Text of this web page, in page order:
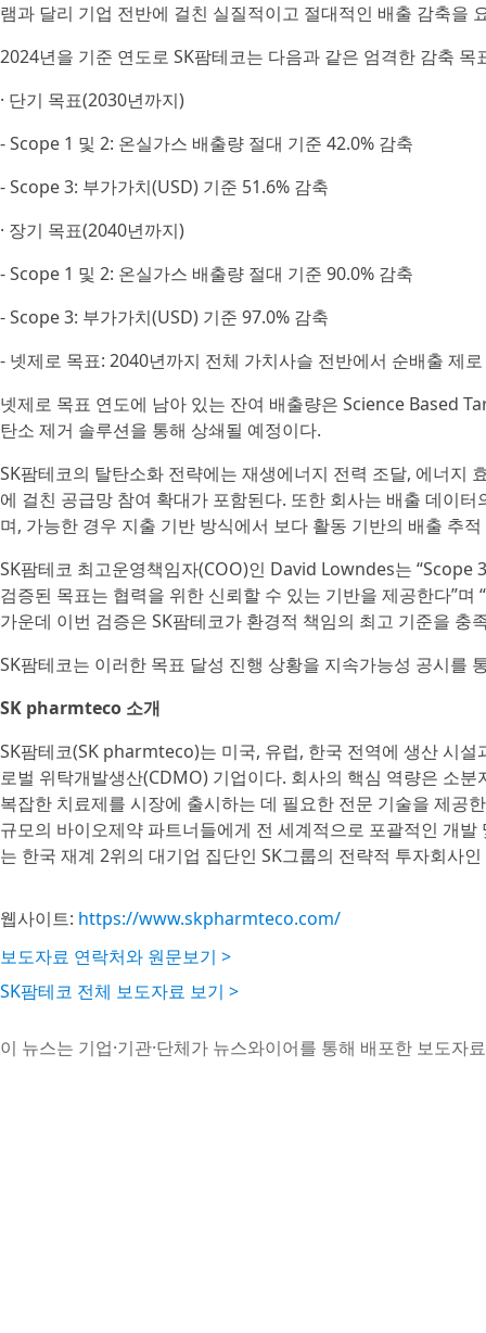
램과 달리 기업 전반에 걸친 실질적이고 절대적인 배출 감축을
2024년을 기준 연도로 SK팜테코는 다음과 같은 엄격한 감축 목
· 단기 목표(2030년까지)
- Scope 1 및 2: 온실가스 배출량 절대 기준 42.0% 감축
- Scope 3: 부가가치(USD) 기준 51.6% 감축
· 장기 목표(2040년까지)
- Scope 1 및 2: 온실가스 배출량 절대 기준 90.0% 감축
- Scope 3: 부가가치(USD) 기준 97.0% 감축
- 넷제로 목표: 2040년까지 전체 가치사슬 전반에서 순배출 제
넷제로 목표 연도에 남아 있는 잔여 배출량은 Science Based
탄소 제거 솔루션을 통해 상쇄될 예정이다.
SK팜테코의 탈탄소화 전략에는 재생에너지 전력 조달, 에너지
에 걸친 공급망 참여 확대가 포함된다. 또한 회사는 배출 데이
며, 가능한 경우 지출 기반 방식에서 보다 활동 기반의 배출 추
SK팜테코 최고운영책임자(COO)인 David Lowndes는 “Scope
검증된 목표는 협력을 위한 신뢰할 수 있는 기반을 제공한다”
가운데 이번 검증은 SK팜테코가 환경적 책임의 최고 기준을 충
SK팜테코는 이러한 목표 달성 진행 상황을 지속가능성 공시를
SK pharmteco 소개
SK팜테코(SK pharmteco)는 미국, 유럽, 한국 전역에 생산 시
로벌 위탁개발생산(CDMO) 기업이다. 회사의 핵심 역량은 소
복잡한 치료제를 시장에 출시하는 데 필요한 전문 기술을 제공
규모의 바이오제약 파트너들에게 전 세계적으로 포괄적인 개
는 한국 재계 2위의 대기업 집단인 SK그룹의 전략적 투자회사
웹사이트: https://www.skpharmteco.com/
보도자료 연락처와 원문보기 >
SK팜테코 전체 보도자료 보기 >
이 뉴스는 기업·기관·단체가 뉴스와이어를 통해 배포한 보도자